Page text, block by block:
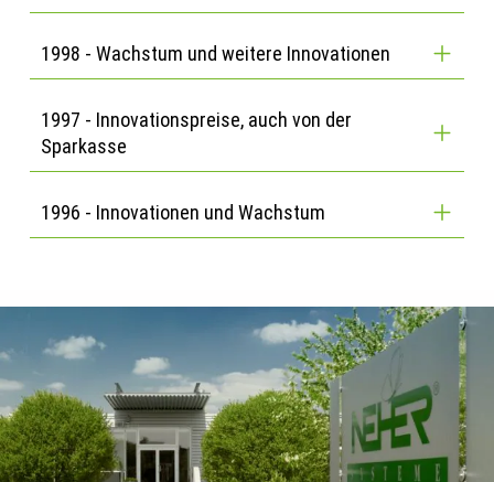
1998 - Wachstum und weitere Innovationen
1997 - Innovationspreise, auch von der
Sparkasse
1996 - Innovationen und Wachstum